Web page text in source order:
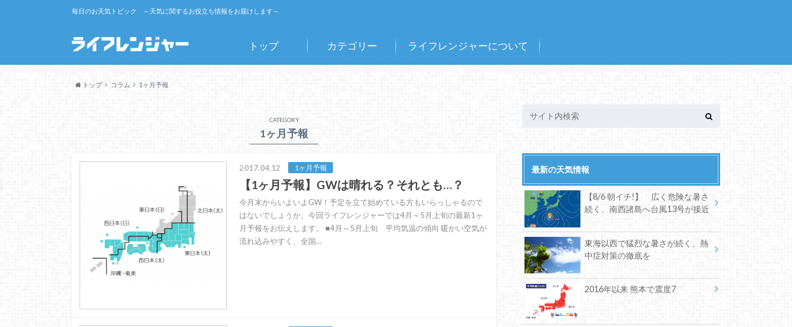
毎日のお天気トピック ～天気に関するお役立ち情報をお届けします～
トップ カテゴリー ライフレンジャーについて
トップ コラム 1ヶ月予報
CATEGORY
1ヶ月予報
2017.04.12 1ヶ月予報
【1ヶ月予報】GWは晴れる？それとも…？
今月末からいよいよGW！予定を立て始めている方もいらっしゃるので
はないでしょうか。今回ライフレンジャーでは4月～5月上旬の最新1ヶ
月予報をお伝えします。 ■4月～5月上旬 平均気温の傾向 暖かい空気が
流れ込みやすく、全国…
最新の天気情報
【8/6 朝イチ!】 広く危険な暑さ
続く、南西諸島へ台風13号が接近
東海以西で猛烈な暑さが続く、熱
中症対策の徹底を
2016年以来 熊本で震度7